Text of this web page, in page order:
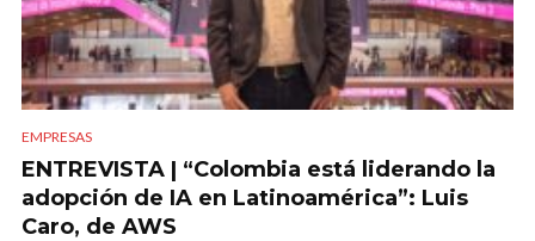
EMPRESAS
ENTREVISTA | “Colombia está liderando la
adopción de IA en Latinoamérica”: Luis
Caro, de AWS